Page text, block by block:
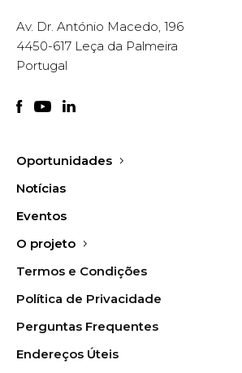
Av. Dr. António Macedo, 196
4450-617 Leça da Palmeira
Portugal
Oportunidades
Notícias
Eventos
O projeto
Termos e Condições
Política de Privacidade
Perguntas Frequentes
Endereços Úteis